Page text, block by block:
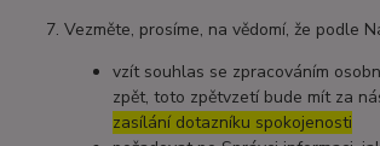
Vezměte, prosíme, na vědomí, že podle
vzít souhlas se zpracováním
zpět, toto zpětvzetí bude mít za
zasílání dotazníku spokojenosti